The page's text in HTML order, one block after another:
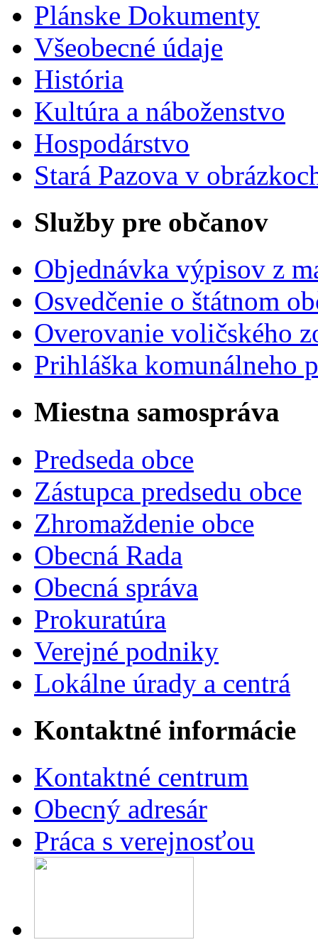
Plánske Dokumenty
Všeobecné údaje
História
Kultúra a náboženstvo
Hospodárstvo
Stará Pazova v
Služby pre občanov
Objednávka výpisov z
Osvedčenie o štátnom
Overovanie voličského
Prihláška komunálneho
Miestna samospráva
Predseda obce
Zástupca predsedu obce
Zhromaždenie obce
Obecná Rada
Obecná správa
Prokuratúra
Verejné podniky
Lokálne úrady a centrá
Kontaktné informácie
Kontaktné centrum
Obecný adresár
Práca s verejnosťou